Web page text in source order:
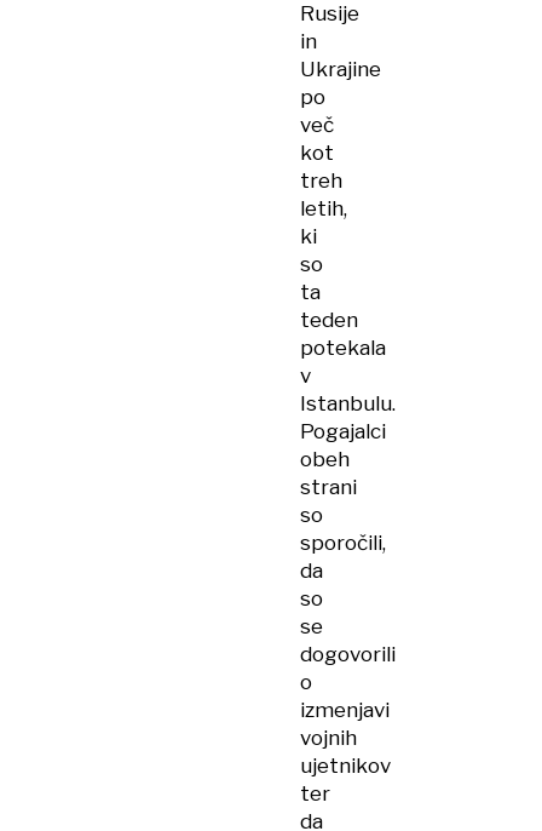
Rusije
in
Ukrajine
po
več
kot
treh
letih,
ki
so
ta
teden
potekala
v
Istanbulu.
Pogajalci
obeh
strani
so
sporočili,
da
so
se
dogovorili
o
izmenjavi
vojnih
ujetnikov
ter
da